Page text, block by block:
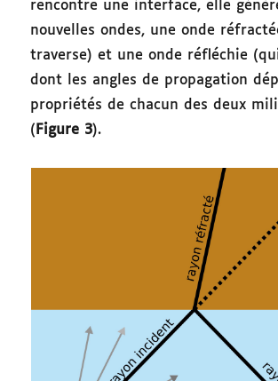
rencontre une interface, elle
nouvelles ondes, une onde
traverse) et une onde réfléchie
dont les angles de propagation
propriétés de chacun des deux
( Figure 3).